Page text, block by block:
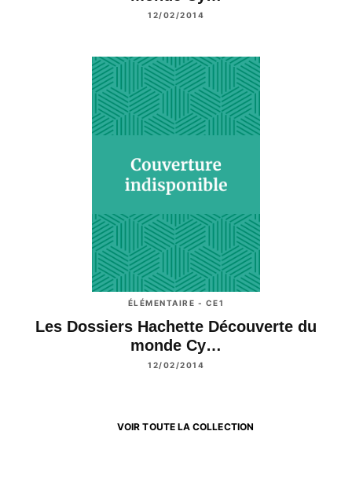
12/02/2014
ÉLÉMENTAIRE - CE1
Les Dossiers Hachette Découverte du
monde Cy…
12/02/2014
VOIR TOUTE LA COLLECTION